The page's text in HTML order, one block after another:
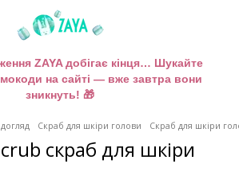
ZAYA добігає кінця… Шукайте
на сайті — вже завтра вони
зникнуть! 🎁
Скраб для шкіри голови Скраб для шкіри
скраб для шкіри